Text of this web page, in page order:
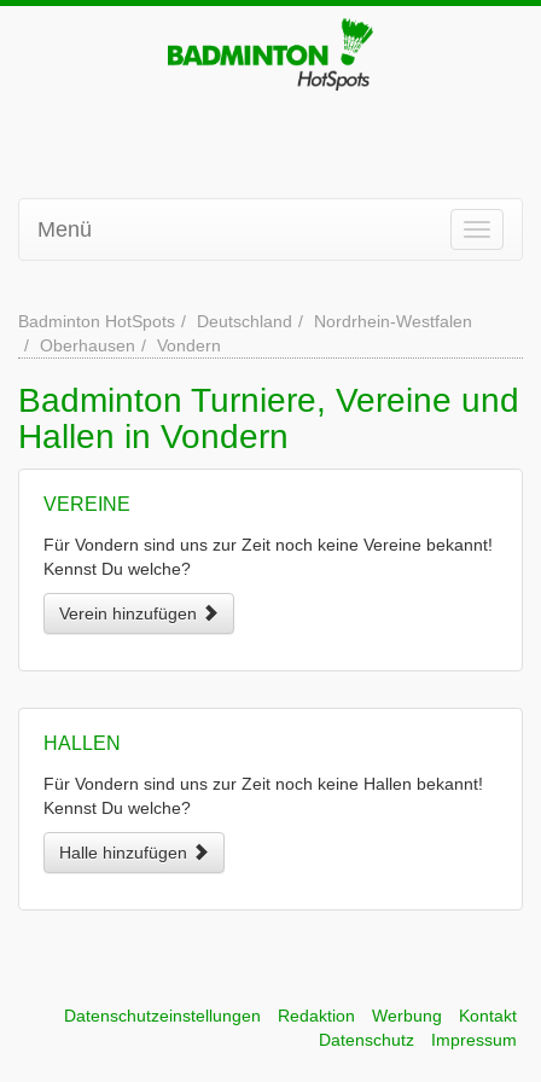
Menü
Badminton HotSpots Deutschland
Nordrhein-Westfalen
Oberhausen
Vondern
Badminton Turniere, Vereine und
Hallen in Vondern
VEREINE
Für Vondern sind uns zur Zeit noch keine Vereine bekannt!
Kennst Du welche?
Verein hinzufügen
HALLEN
Für Vondern sind uns zur Zeit noch keine Hallen bekannt!
Kennst Du welche?
Halle hinzufügen
Datenschutzeinstellungen Redaktion Werbung
Kontakt
Datenschutz
Impressum